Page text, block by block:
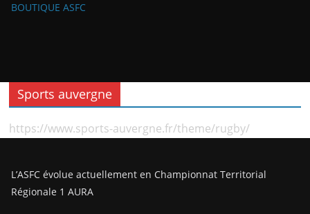
BOUTIQUE ASFC
Sports auvergne
https://www.sports-auvergne.fr/theme/rugby/
L’ASFC évolue actuellement en Championnat Territorial
Régionale 1 AURA